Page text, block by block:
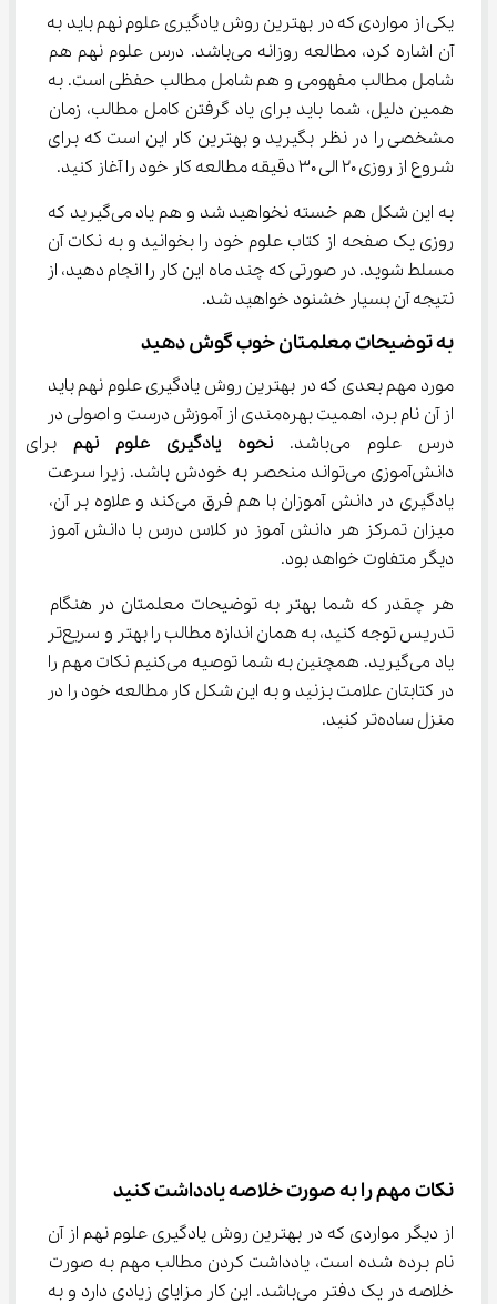
یکی از مواردی که در بهترین روش یادگیری علوم نهم باید به
آن اشاره کرد، مطالعه روزانه می‌باشد. درس علوم نهم هم
شامل مطالب مفهومی و هم شامل مطالب حفظی است. به
همین دلیل، شما باید برای یاد گرفتن کامل مطالب، زمان
مشخصی را در نظر بگیرید و بهترین کار این است که برای
شروع از روزی ۲۰ الی ۳۰ دقیقه مطالعه کار خود را آغاز کنید.
به این شکل هم خسته نخواهید شد و هم یاد می‌گیرید که
روزی یک صفحه از کتاب علوم خود را بخوانید و به نکات آن
مسلط شوید. در صورتی که چند ماه این کار را انجام دهید، از
نتیجه آن بسیار خشنود خواهید شد.
به توضیحات معلمتان خوب گوش دهید
مورد مهم بعدی که در بهترین روش یادگیری علوم نهم باید
از آن نام برد، اهمیت بهره‌مندی از آموزش درست و اصولی در
درس علوم می‌باشد.
نحوه یادگیری علوم نهم برای
دانش‌آموزی می‌تواند منحصر به خودش باشد. زیرا سرعت
یادگیری در دانش آموزان با هم فرق می‌کند و علاوه بر آن،
میزان تمرکز هر دانش آموز در کلاس درس با دانش آموز
دیگر متفاوت خواهد بود.
هر چقدر که شما بهتر به توضیحات معلمتان در هنگام
تدریس توجه کنید، به همان اندازه مطالب را بهتر و سریع‌تر
یاد می‌گیرید. همچنین به شما توصیه می‌کنیم نکات مهم را
در کتابتان علامت بزنید و به این شکل کار مطالعه خود را در
منزل ساده‌تر کنید.
نکات مهم را به صورت خلاصه یادداشت کنید
از دیگر مواردی که در بهترین روش یادگیری علوم نهم از آن
نام برده شده است، یادداشت کردن مطالب مهم به صورت
خلاصه در یک دفتر می‌باشد. این کار مزایای زیادی دارد و به